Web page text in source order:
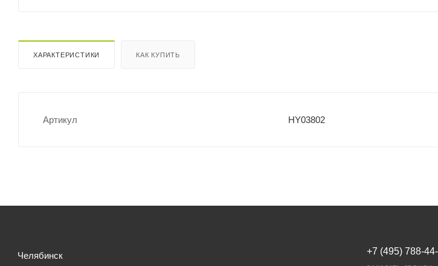
ХАРАКТЕРИСТИКИ КАК КУПИТЬ
Артикул HY03802
Челябинск +7 (495) 788-